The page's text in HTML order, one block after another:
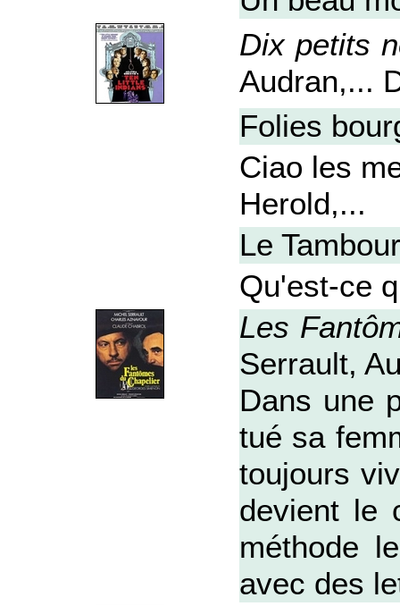
Dix petits
Audran,...
Folies
Ciao les
Herold,...
Le
Qu'est-ce
Les
Serrault,
Dans une
tué sa
toujours
devient le
méthode
avec des